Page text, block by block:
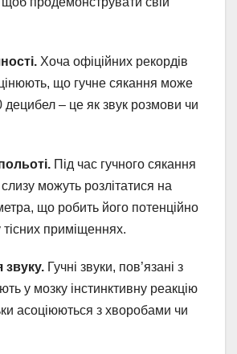
Хоча офіційних рекордів
що гучне сякання може
децибел – це як звук розмови чи
Під час гучного сякання
можуть розлітатися на
що робить його потенційно
приміщеннях.
звуку. Гучні звуки, пов’язані з
у мозку інстинктивну реакцію
асоціюються з хворобами чи